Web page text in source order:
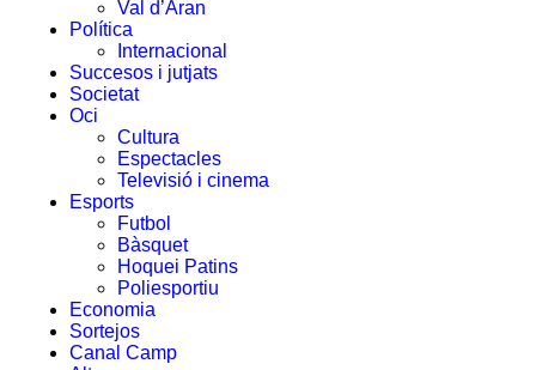
Val d’Aran
Política
Internacional
Succesos i jutjats
Societat
Oci
Cultura
Espectacles
Televisió i cinema
Esports
Futbol
Bàsquet
Hoquei Patins
Poliesportiu
Economia
Sortejos
Canal Camp